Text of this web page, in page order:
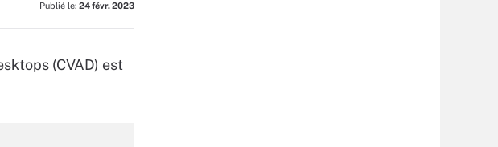
Publié le: 24 févr. 2023
(CVAD) est